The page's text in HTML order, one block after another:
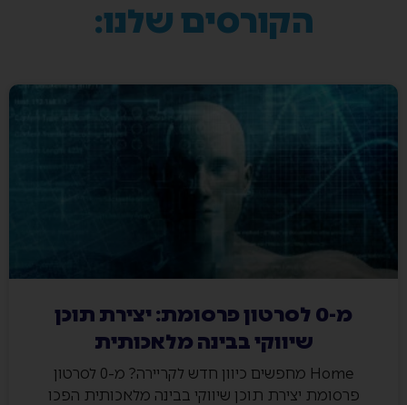
הקורסים שלנו:
מ-0 לסרטון פרסומת: יצירת תוכן
שיווקי בבינה מלאכותית
Home מחפשים כיוון חדש לקריירה? מ-0 לסרטון
פרסומת יצירת תוכן שיווקי בבינה מלאכותית הפכו